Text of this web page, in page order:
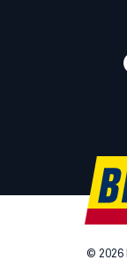
© 2026